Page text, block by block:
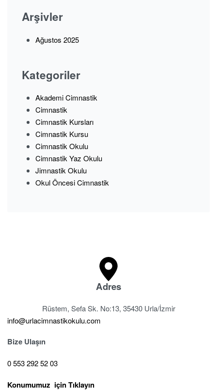
Arşivler
Ağustos 2025
Kategoriler
Akademi Cimnastik
Cimnastik
Cimnastik Kursları
Cimnastik Kursu
Cimnastik Okulu
Cimnastik Yaz Okulu
Jimnastik Okulu
Okul Öncesi Cimnastik
Adres
Rüstem, Sefa Sk. No:13, 35430 Urla/İzmir
info@urlacimnastikokulu.com
Bize Ulaşın
0 553 292 52 03
Konumumuz için Tıklayın